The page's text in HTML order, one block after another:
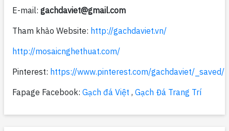
E-mail: gachdaviet@gmail.com
Tham khảo Website: http://gachdaviet.vn/
http://mosaicnghethuat.com/
Pinterest: https://www.pinterest.com/gachdaviet/_saved/
Fapage Facebook: Gạch đá Việt , Gạch Đá Trang Trí